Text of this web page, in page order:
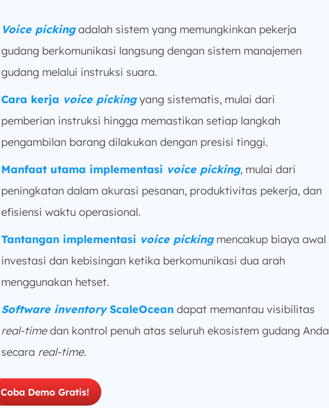
Voice pickingadalah sistem yang memungkinkan pekerja
gudang berkomunikasi langsung dengan sistem manajemen
gudang melalui instruksi suara.
Cara kerja voice pickingyang sistematis, mulai dari
pemberian instruksi hingga memastikan setiap langkah
pengambilan barang dilakukan dengan presisi tinggi.
Manfaat utama implementasi voice picking, mulai dari
peningkatan dalam akurasi pesanan, produktivitas pekerja, dan
efisiensi waktu operasional.
Tantangan implementasi voice pickingmencakup biaya awal
investasi dan kebisingan ketika berkomunikasi dua arah
menggunakan hetset.
Software inventoryScaleOcean dapat memantau visibilitas
real-timedan kontrol penuh atas seluruh ekosistem gudang Anda
secara real-time.
Coba Demo Gratis!